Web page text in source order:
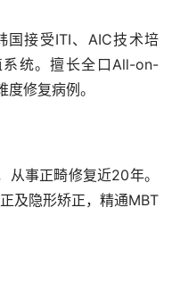
统。擅长全口All-on-
修复病例。
及隐形矫正，精通MBT